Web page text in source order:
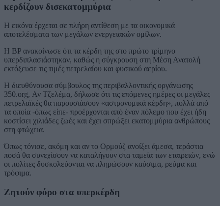
κερδίζουν δισεκατομμύρια
Η εικόνα έρχεται σε πλήρη αντίθεση με τα οικονομικά
αποτελέσματα των μεγάλων ενεργειακών ομίλων.
Η BP ανακοίνωσε ότι τα κέρδη της στο πρώτο τρίμηνο
υπερδιπλασιάστηκαν, καθώς η σύγκρουση στη Μέση Ανατολή
εκτόξευσε τις τιμές πετρελαίου και φυσικού αερίου.
Η διευθύνουσα σύμβουλος της περιβαλλοντικής οργάνωσης
350.org, Αν Τζελέμα, δήλωσε ότι τις επόμενες ημέρες οι μεγάλες
πετρελαϊκές θα παρουσιάσουν «αστρονομικά κέρδη», πολλά από
τα οποία -όπως είπε- προέρχονται από έναν πόλεμο που έχει ήδη
κοστίσει χιλιάδες ζωές και έχει σπρώξει εκατομμύρια ανθρώπους
στη φτώχεια.
Όπως τόνισε, ακόμη και αν το Ορμούζ ανοίξει άμεσα, τεράστια
ποσά θα συνεχίσουν να καταλήγουν στα ταμεία των εταιρειών, ενώ
οι πολίτες δυσκολεύονται να πληρώσουν καύσιμα, ρεύμα και
τρόφιμα.
Ζητούν φόρο στα υπερκέρδη